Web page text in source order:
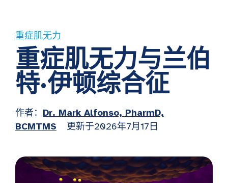
重症肌无力
重症肌无力与兰伯
特·伊顿综合征
作者： Dr. Mark Alfonso, PharmD,
BCMTMS
更新于2026年7月17日